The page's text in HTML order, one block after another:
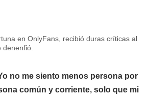
en OnlyFans, recibió duras críticas al
no me siento menos persona por
común y corriente, solo que mi